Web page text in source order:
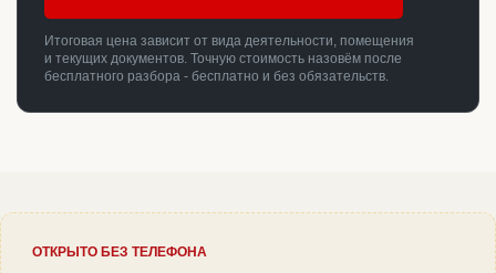
Итоговая цена зависит от вида деятельности, помещения
и текущих документов. Точную стоимость назовём после
бесплатного разбора - бесплатно и без обязательств.
ОТКРЫТО БЕЗ ТЕЛЕФОНА